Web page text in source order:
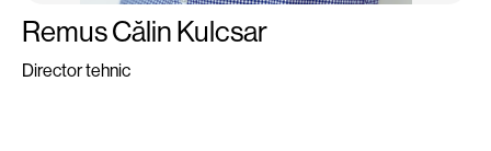
Remus Călin Kulcsar
Director tehnic